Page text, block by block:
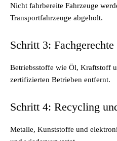
Nicht fahrbereite Fahrzeuge
Transportfahrzeuge abgeholt.
Schritt 3:
Betriebsstoffe wie Öl, Kraftstoff
zertifizierten Betrieben entfernt.
Schritt 4: Recycling
Metalle, Kunststoffe und